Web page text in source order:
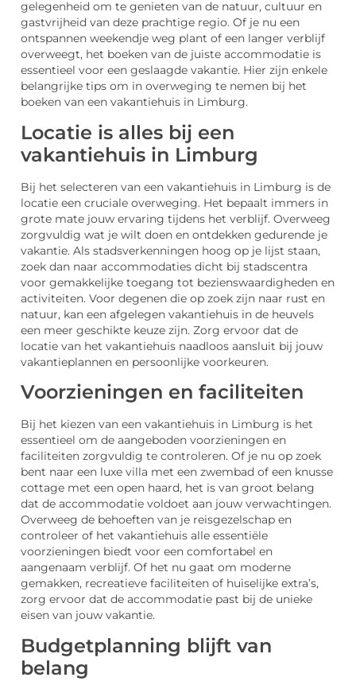
gelegenheid om te genieten van de natuur, cultuur en
gastvrijheid van deze prachtige regio. Of je nu een
ontspannen weekendje weg plant of een langer verblijf
overweegt, het boeken van de juiste accommodatie is
essentieel voor een geslaagde vakantie. Hier zijn enkele
belangrijke tips om in overweging te nemen bij het
boeken van een vakantiehuis in Limburg.
Locatie is alles bij een
vakantiehuis in Limburg
Bij het selecteren van een vakantiehuis in Limburg is de
locatie een cruciale overweging. Het bepaalt immers in
grote mate jouw ervaring tijdens het verblijf. Overweeg
zorgvuldig wat je wilt doen en ontdekken gedurende je
vakantie. Als stadsverkenningen hoog op je lijst staan,
zoek dan naar accommodaties dicht bij stadscentra
voor gemakkelijke toegang tot bezienswaardigheden en
activiteiten. Voor degenen die op zoek zijn naar rust en
natuur, kan een afgelegen vakantiehuis in de heuvels
een meer geschikte keuze zijn. Zorg ervoor dat de
locatie van het vakantiehuis naadloos aansluit bij jouw
vakantieplannen en persoonlijke voorkeuren.
Voorzieningen en faciliteiten
Bij het kiezen van een vakantiehuis in Limburg is het
essentieel om de aangeboden voorzieningen en
faciliteiten zorgvuldig te controleren. Of je nu op zoek
bent naar een luxe villa met een zwembad of een knusse
cottage met een open haard, het is van groot belang
dat de accommodatie voldoet aan jouw verwachtingen.
Overweeg de behoeften van je reisgezelschap en
controleer of het vakantiehuis alle essentiële
voorzieningen biedt voor een comfortabel en
aangenaam verblijf. Of het nu gaat om moderne
gemakken, recreatieve faciliteiten of huiselijke extra’s,
zorg ervoor dat de accommodatie past bij de unieke
eisen van jouw vakantie.
Budgetplanning blijft van
belang